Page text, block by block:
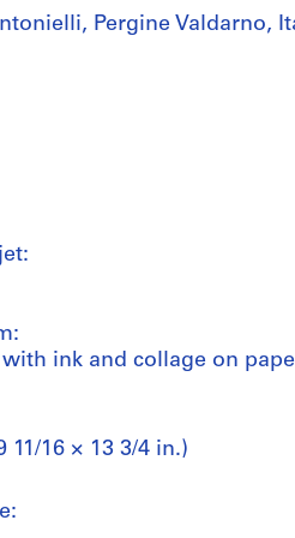
Pergine Valdarno,
ink and collage on
11/16 × 13 3/4 in.)